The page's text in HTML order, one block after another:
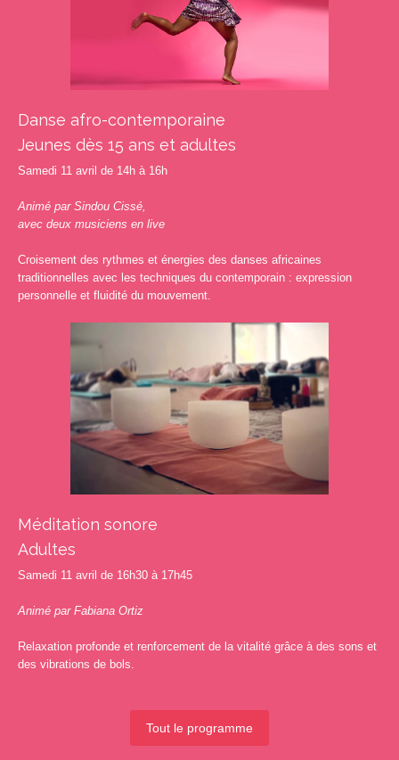
Danse afro-contemporaine
Jeunes dès 15 ans et adultes
Samedi 11 avril de 14h à 16h
Animé par Sindou Cissé,
avec deux musiciens en live
Croisement des rythmes et énergies des danses africaines
traditionnelles avec les techniques du contemporain : expression
personnelle et fluidité du mouvement.
Méditation sonore
Adultes
Samedi 11 avril de 16h30 à 17h45
Animé par Fabiana Ortiz
Relaxation profonde et renforcement de la vitalité grâce à des sons et
des vibrations de bols.
Tout le programme